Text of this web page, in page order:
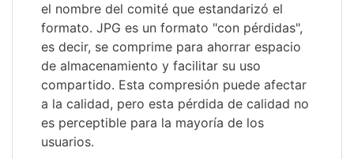
el nombre del comité que estandarizó el
formato. JPG es un formato "con pérdidas",
es decir, se comprime para ahorrar espacio
de almacenamiento y facilitar su uso
compartido. Esta compresión puede afectar
a la calidad, pero esta pérdida de calidad no
es perceptible para la mayoría de los
usuarios.